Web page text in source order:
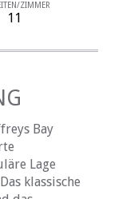
ZIMMER
11
Bay
Lage
klassische